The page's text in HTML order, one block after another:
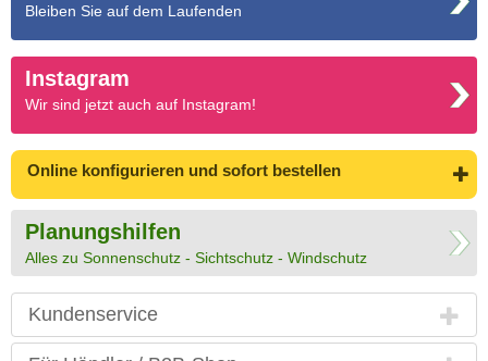
Bleiben Sie auf dem Laufenden
Instagram
Wir sind jetzt auch auf Instagram!
Online konfigurieren und sofort bestellen
Planungshilfen
Alles zu Sonnenschutz - Sichtschutz - Windschutz
Kundenservice